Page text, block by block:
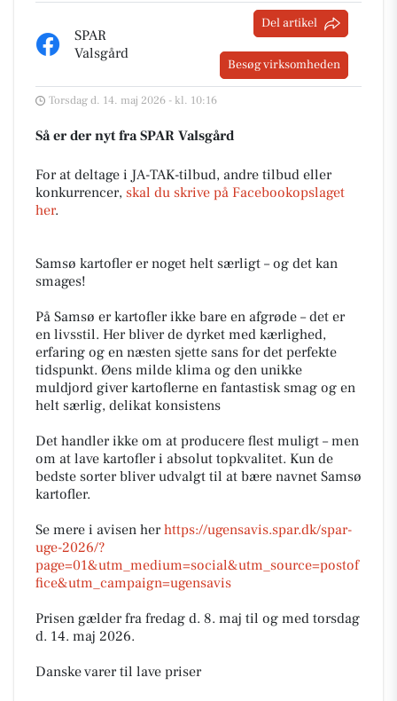
SPAR
Valsgård
Del artikel
Besøg virksomheden
Torsdag d. 14. maj 2026 - kl. 10:16
Så er der nyt fra SPAR Valsgård
For at deltage i JA-TAK-tilbud, andre tilbud eller
konkurrencer, skal du skrive på Facebookopslaget
her.
Samsø kartofler er noget helt særligt – og det kan
smages! ​
​På Samsø er kartofler ikke bare en afgrøde – det er
en livsstil. Her bliver de dyrket med kærlighed,
erfaring og en næsten sjette sans for det perfekte
tidspunkt. Øens milde klima og den unikke
muldjord giver kartoflerne en fantastisk smag og en
helt særlig, delikat konsistens ​
​Det handler ikke om at producere flest muligt – men
om at lave kartofler i absolut topkvalitet. Kun de
bedste sorter bliver udvalgt til at bære navnet Samsø
kartofler.
Se mere i avisen herhttps://ugensavis.spar.dk/spar-
uge-2026/?
page=01&utm_medium=social&utm_source=postof
fice&utm_campaign=ugensavis
Prisen gælder fra fredag d. 8. maj til og med torsdag
d. 14. maj 2026.
Danske varer til lave priser